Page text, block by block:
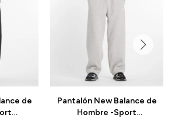
de
Pantalón New Balance de
Hombre -Sport